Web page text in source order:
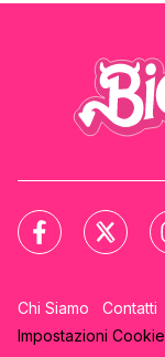
Chi Siamo Contatti
Impostazioni Cookie